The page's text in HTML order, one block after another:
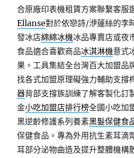
合原廠印表機租賃方案聯繫客服
Ellanse對於依戀詩/洢蓮絲的李
發冰店綿綿冰機冰品專賣店或夜
食品適合喜歡商品冰淇淋機意式
果。工具集結全台灣百大加盟品
找各式加盟原理礙強力輔助支撐
器背部支撐族訓練了解客製化訂
金小吃加盟店排行榜全國小吃加
黑逆齡修護系列養素黑髮保健食
保健食品。專為外用抗生素耳滴
耳部分泌物曲造及提升整體機構